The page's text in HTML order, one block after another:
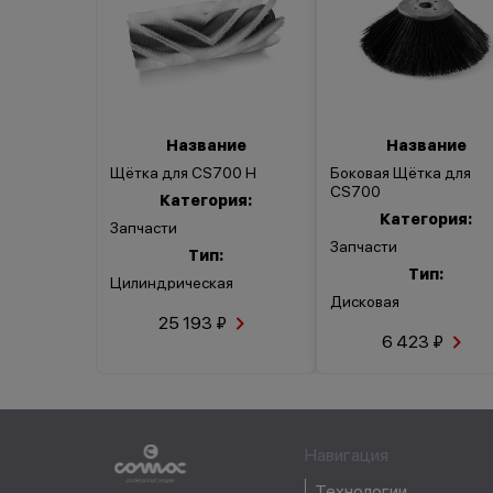
безопасности
Название
Щётка для CS700 H
Категория:
Запчасти
Тип:
Цилиндрическая
25 193 ₽
Название
Боковая Щётка для
CS700
Категория:
Запчасти
Тип:
Дисковая
6 423 ₽
Навигация